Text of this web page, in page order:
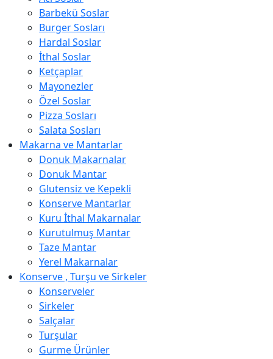
Barbekü Soslar
Burger Sosları
Hardal Soslar
İthal Soslar
Ketçaplar
Mayonezler
Özel Soslar
Pizza Sosları
Salata Sosları
Makarna ve Mantarlar
Donuk Makarnalar
Donuk Mantar
Glutensiz ve Kepekli
Konserve Mantarlar
Kuru İthal Makarnalar
Kurutulmuş Mantar
Taze Mantar
Yerel Makarnalar
Konserve , Turşu ve Sirkeler
Konserveler
Sirkeler
Salçalar
Turşular
Gurme Ürünler